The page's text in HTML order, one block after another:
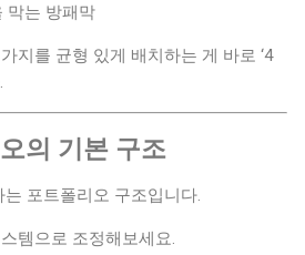
막는 방패막
지를 균형 있게 배치하는 게 바로 ‘4
의 기본 구조
포트폴리오 구조입니다.
템으로 조정해보세요.